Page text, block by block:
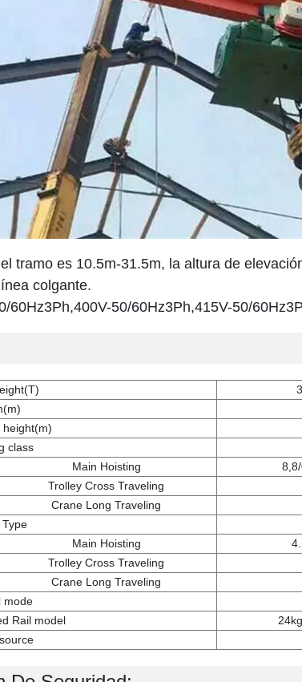
tramo es 10.5m-31.5m, la altura de
colgante.
60Hz3Ph,400V-50/60Hz3Ph,415V-50/
3
height(m)
class
Main Hoisting
Trolley Cross Traveling
Crane Long Traveling
Main Hoisting
Trolley Cross Traveling
Crane Long Traveling
mode
Rail model